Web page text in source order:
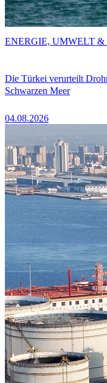
Die Türkei verurteilt
Schwarzen Meer
04.08.2026
ENERGIE, UMWELT &